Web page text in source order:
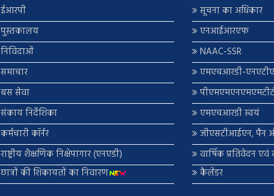
ईआरपी
पुस्तकालय
निविदाओं
समाचार
बस सेवा
संकाय निर्देशिका
कर्मचारी कॉर्नर
राष्ट्रीय शैक्षणिक निक्षेपागार (एनएडी)
छात्रों की शिकायतों का निवारण
सूचना का अधिकार
एनआईआरएफ
NAAC-SSR
एमएचआरडी-
एमएचआरडी स्वयं
जीएसटीआईएन, पैन
वार्षिक प्रतिवेदन
कैलेंडर